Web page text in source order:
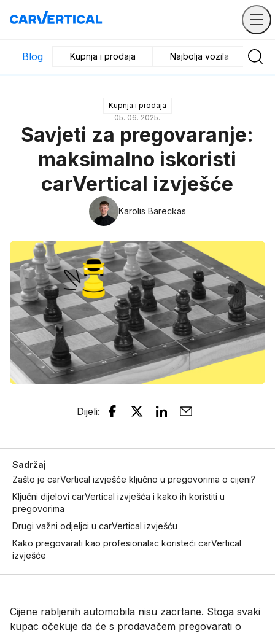
Blog Kupnja i prodaja Najbolja vozila
Kupnja i prodaja
05. 06. 2025.
Savjeti za pregovaranje:
maksimalno iskoristi
carVertical izvješće
Karolis Bareckas
Dijeli:
Sadržaj
Zašto je carVertical izvješće ključno u pregovorima o cijeni?
Ključni dijelovi carVertical izvješća i kako ih koristiti u
pregovorima
Drugi važni odjeljci u carVertical izvješću
Kako pregovarati kao profesionalac koristeći carVertical
izvješće
Cijene rabljenih automobila nisu zacrtane. Stoga svaki
kupac očekuje da će s prodavačem pregovarati o